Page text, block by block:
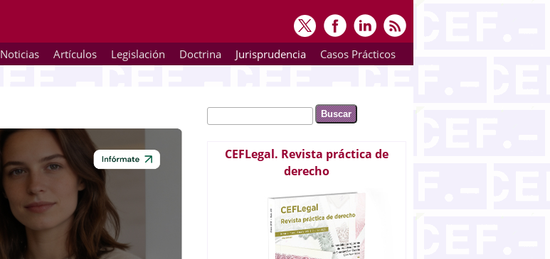
Noticias Artículos Legislación Doctrina Jurisprudencia Casos Prácticos
Formulario de búsqueda
Buscar
CEFLegal. Revista práctica de
derecho